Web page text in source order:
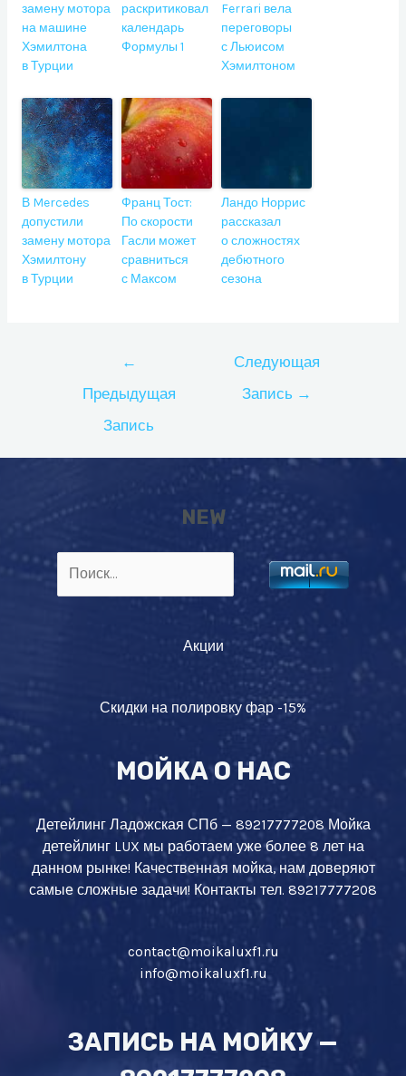
замену мотора
на машине
Хэмилтона
в Турции
раскритиковал
календарь
Формулы 1
Ferrari вела
переговоры
с Льюисом
Хэмилтоном
В Mercedes
допустили
замену мотора
Хэмилтону
в Турции
Франц Тост:
По скорости
Гасли может
сравниться
с Максом
Ландо Норрис
рассказал
о сложностях
дебютного
сезона
записям
←
Предыдущая
Запись
Следующая
Запись →
NEW
Акции
Скидки на полировку фар -15%
МОЙКА О НАС
Детейлинг Ладожская СПб — 89217777208 Мойка
детейлинг LUX мы работаем уже более 8 лет на
данном рынке! Качественная мойка, нам доверяют
самые сложные задачи! Контакты тел. 89217777208
contact@moikaluxf1.ru
info@moikaluxf1.ru
ЗАПИСЬ НА МОЙКУ —